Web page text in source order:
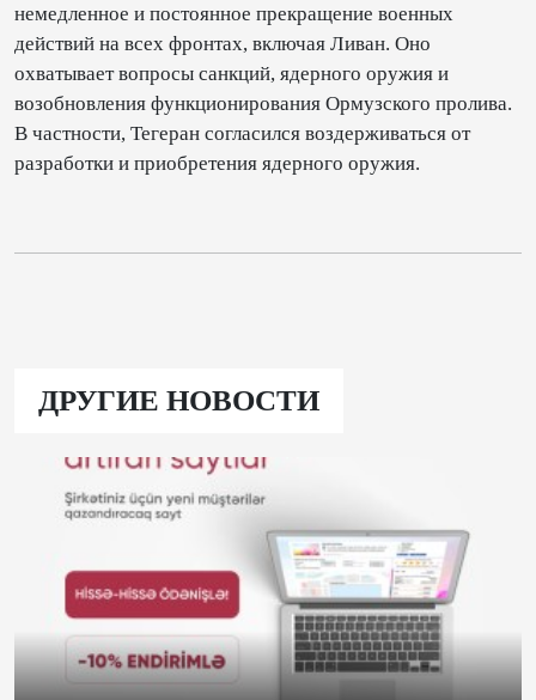
немедленное и постоянное прекращение военных
действий на всех фронтах, включая Ливан. Оно
охватывает вопросы санкций, ядерного оружия и
возобновления функционирования Ормузского пролива.
В частности, Тегеран согласился воздерживаться от
разработки и приобретения ядерного оружия.
ДРУГИЕ НОВОСТИ